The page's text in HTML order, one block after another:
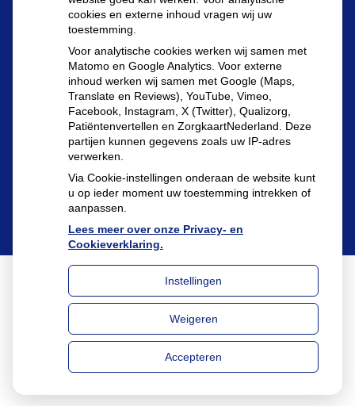
Patiëntenomgeving
Cookie-instellingen
cookies en externe inhoud vragen wij uw
toestemming.
Voor analytische cookies werken wij samen met
Matomo en Google Analytics. Voor externe
inhoud werken wij samen met Google (Maps,
Translate en Reviews), YouTube, Vimeo,
Facebook, Instagram, X (Twitter), Qualizorg,
Patiëntenvertellen en ZorgkaartNederland. Deze
partijen kunnen gegevens zoals uw IP-adres
verwerken.
Via Cookie-instellingen onderaan de website kunt
u op ieder moment uw toestemming intrekken of
aanpassen.
Lees meer over onze Privacy- en
Cookieverklaring.
Instellingen
Weigeren
Accepteren